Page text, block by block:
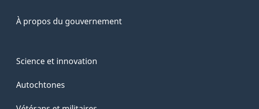
À propos du gouvernement
Science et innovation
Autochtones